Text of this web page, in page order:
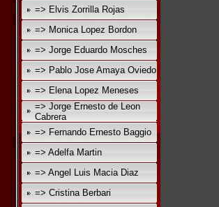
=> Elvis Zorrilla Rojas
=> Monica Lopez Bordon
=> Jorge Eduardo Mosches
=> Pablo Jose Amaya Oviedo
=> Elena Lopez Meneses
=> Jorge Ernesto de Leon
Cabrera
=> Fernando Ernesto Baggio
=> Adelfa Martin
=> Angel Luis Macia Diaz
=> Cristina Berbari